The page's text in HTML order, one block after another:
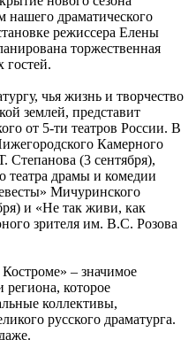
нашего драматического
режиссера Елены
торжественная
гостей.
чья жизнь и творчество
землей, представит
от 5-ти театров России. В
Камерного
Степанова (3 сентября),
драмы и комедии
Мичуринского
и «Не так живи, как
зрителя им. В.С. Розова
– значимое
которое
коллективы,
русского драматурга.